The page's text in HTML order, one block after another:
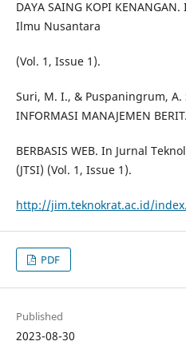
DAYA SAING KOPI
Ilmu Nusantara
(Vol. 1, Issue 1).
Suri, M. I., & Puspaningrum, A.
INFORMASI MANAJEMEN
BERBASIS WEB. In Jurnal
(JTSI) (Vol. 1, Issue 1).
http://jim.teknokrat.ac.id/
PDF
Published
2023-08-30